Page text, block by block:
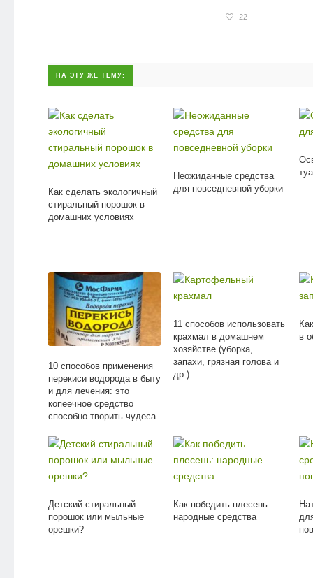
22
НА ЭТУ ЖЕ ТЕМУ:
Как сделать экологичный
стиральный порошок в
домашних условиях
Неожиданные средства
для повседневной уборки
10 способов применения
перекиси водорода в быту
и для лечения: это
копеечное средство
способно творить чудеса
11 способов использовать
крахмал в домашнем
хозяйстве (уборка,
запахи, грязная голова и
др.)
в
Детский стиральный
порошок или мыльные
орешки?
Как победить плесень:
народные средства